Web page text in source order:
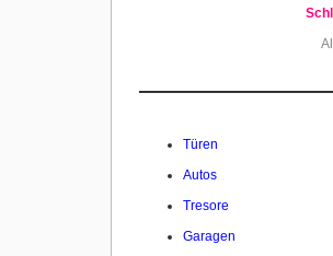
Türen
Autos
Tresore
Garagen